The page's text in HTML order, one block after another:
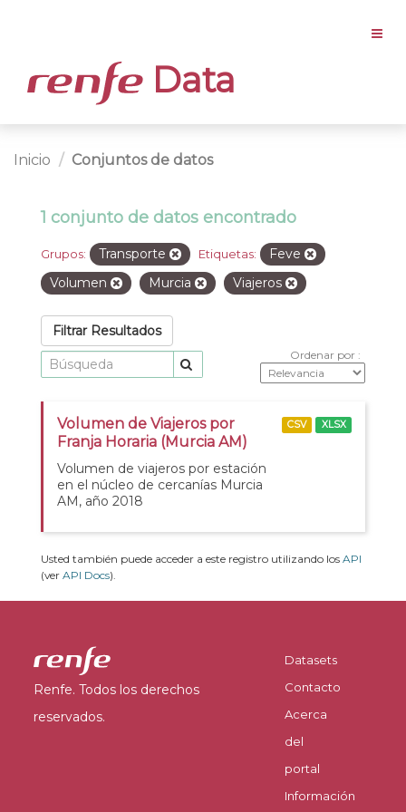
Data
Inicio Conjuntos de datos
1 conjunto de datos encontrado
Grupos: Transporte Etiquetas:
Feve
Volumen
Murcia Viajeros
Filtrar Resultados
Ordenar por
Volumen de Viajeros por
Franja Horaria (Murcia AM)
Volumen de viajeros por estación
en el núcleo de cercanías Murcia
AM, año 2018
CSV XLSX
Usted también puede acceder a este registro utilizando los API
(ver API Docs).
Renfe. Todos los derechos
reservados.
Datasets
Contacto
Acerca
del
portal
Información